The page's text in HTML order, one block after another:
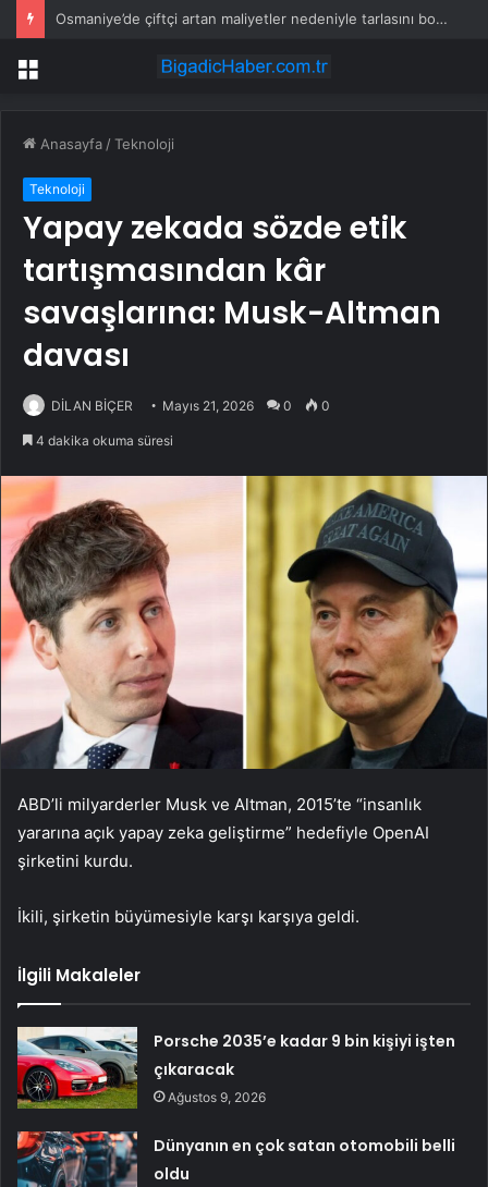
Osmaniye’de çiftçi artan maliyetler nedeniyle tarlasını boş bıraktı
Menü
Anasayfa /Teknoloji
Teknoloji
Yapay zekada sözde etik
tartışmasından kâr
savaşlarına: Musk-Altman
davası
DİLAN BİÇER Mayıs 21, 2026 0 0
4 dakika okuma süresi
ABD’li milyarderler Musk ve Altman, 2015’te “insanlık
yararına açık yapay zeka geliştirme” hedefiyle OpenAI
şirketini kurdu.
İkili, şirketin büyümesiyle karşı karşıya geldi.
İlgili Makaleler
Porsche 2035’e kadar 9 bin kişiyi işten
çıkaracak
Ağustos 9, 2026
Dünyanın en çok satan otomobili belli
oldu